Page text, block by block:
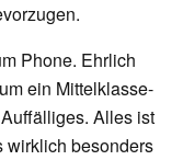
Phone. Ehrlich
ein Mittelklasse-
Alles ist
wirklich besonders